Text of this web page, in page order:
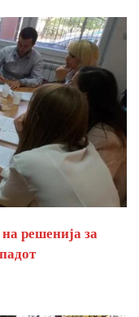
решенија за